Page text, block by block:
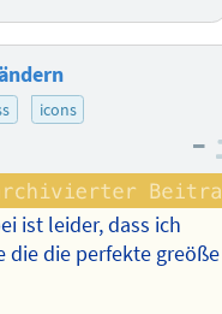
icons
–
ist leider, dass ich
die die perfekte greöße